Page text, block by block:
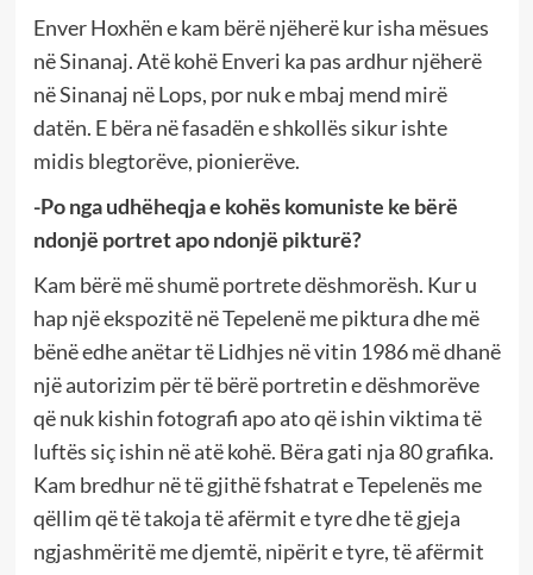
Enver Hoxhën e kam bërë njëherë kur isha mësues
në Sinanaj. Atë kohë Enveri ka pas ardhur njëherë
në Sinanaj në Lops, por nuk e mbaj mend mirë
datën. E bëra në fasadën e shkollës sikur ishte
midis blegtorëve, pionierëve.
-Po nga udhëheqja e kohës komuniste ke bërë
ndonjë portret apo ndonjë pikturë?
Kam bërë më shumë portrete dëshmorësh. Kur u
hap një ekspozitë në Tepelenë me piktura dhe më
bënë edhe anëtar të Lidhjes në vitin 1986 më dhanë
një autorizim për të bërë portretin e dëshmorëve
që nuk kishin fotografi apo ato që ishin viktima të
luftës siç ishin në atë kohë. Bëra gati nja 80 grafika.
Kam bredhur në të gjithë fshatrat e Tepelenës me
qëllim që të takoja të afërmit e tyre dhe të gjeja
ngjashmëritë me djemtë, nipërit e tyre, të afërmit